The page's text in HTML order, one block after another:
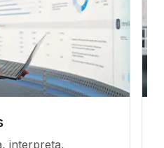
interpreta,